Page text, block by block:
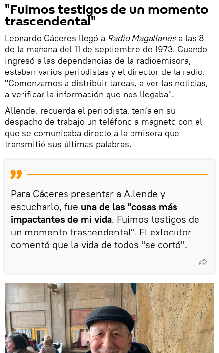
"Fuimos testigos de un momento
trascendental"
Leonardo Cáceres llegó a Radio Magallanesa las 8
de la mañana del 11 de septiembre de 1973. Cuando
ingresó a las dependencias de la radioemisora,
estaban varios periodistas y el director de la radio.
"Comenzamos a distribuir tareas, a ver las noticias,
a verificar la información que nos llegaba".
Allende, recuerda el periodista, tenía en su
despacho de trabajo un teléfono a magneto con el
que se comunicaba directo a la emisora que
transmitió sus últimas palabras.
Para Cáceres presentar a Allende y
escucharlo, fue una de las "cosas más
impactantes de mi vida. Fuimos testigos de
un momento trascendental". El exlocutor
comentó que la vida de todos "se cortó".